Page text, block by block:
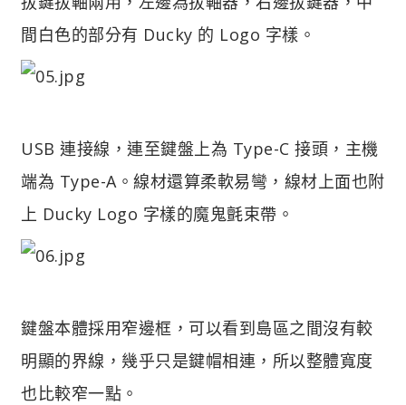
間白色的部分有 Ducky 的 Logo 字樣。
USB 連接線，連至鍵盤上為 Type-C 接頭，主機
端為 Type-A。線材還算柔軟易彎，線材上面也附
上 Ducky Logo 字樣的魔鬼氈束帶。
鍵盤本體採用窄邊框，可以看到島區之間沒有較
明顯的界線，幾乎只是鍵帽相連，所以整體寬度
也比較窄一點。